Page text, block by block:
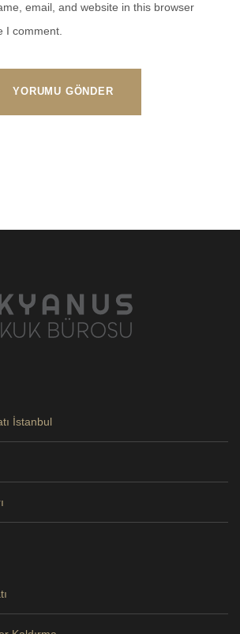
email, and website in this browser
I comment.
İstanbul